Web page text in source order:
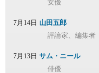
女優
7月14日 山田五郎
評論家、編集者
7月13日 サム・ニール
俳優